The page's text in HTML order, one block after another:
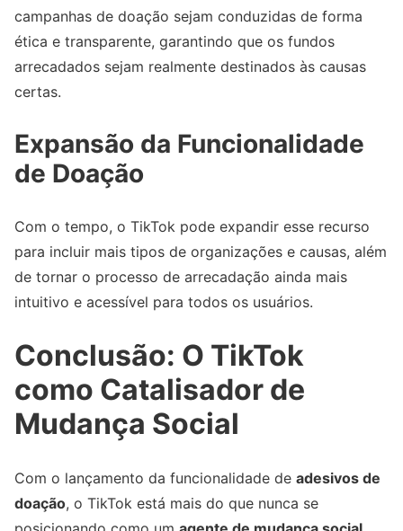
campanhas de doação sejam conduzidas de forma
ética e transparente, garantindo que os fundos
arrecadados sejam realmente destinados às causas
certas.
Expansão da Funcionalidade
de Doação
Com o tempo, o TikTok pode expandir esse recurso
para incluir mais tipos de organizações e causas, além
de tornar o processo de arrecadação ainda mais
intuitivo e acessível para todos os usuários.
Conclusão: O TikTok
como Catalisador de
Mudança Social
Com o lançamento da funcionalidade de adesivos de
doação, o TikTok está mais do que nunca se